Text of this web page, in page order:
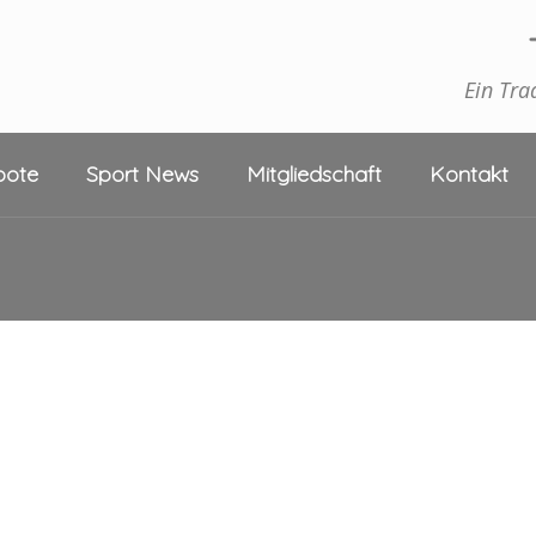
Ein
Sport News Mitgliedschaft Kontakt